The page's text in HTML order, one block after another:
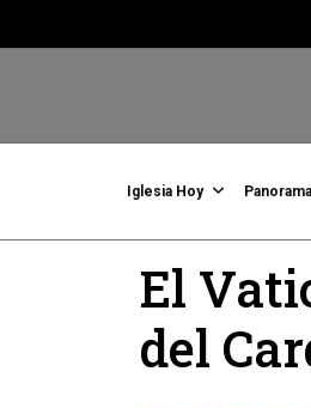
Iglesia Hoy Panorama
El
del